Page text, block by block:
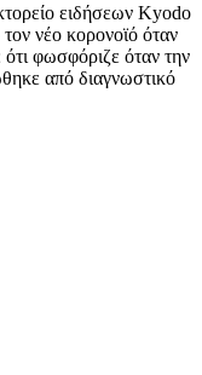
ειδήσεων Kyodo
νέο κορονοϊό όταν
ότι φωσφόριζε όταν την
από διαγνωστικό